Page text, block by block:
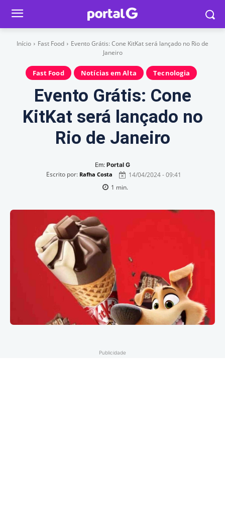
Início Fast Food
Evento Grátis: Cone KitKat será lançado no Rio de
Janeiro
Fast Food Notícias em Alta Tecnologia
Evento Grátis: Cone
KitKat será lançado no
Rio de Janeiro
Em: Portal G
Escrito por: Rafha Costa
14/04/2024 - 09:41
1 min.
Publicidade